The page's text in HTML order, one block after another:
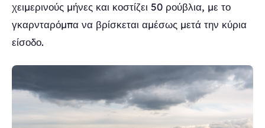
χειμερινούς μήνες και κοστίζει 50 ρούβλια, με το
γκαρνταρόμπα να βρίσκεται αμέσως μετά την κύρια
είσοδο.